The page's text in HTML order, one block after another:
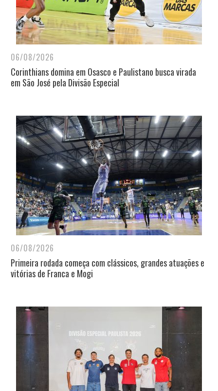
06/08/2026
Corinthians domina em Osasco e Paulistano busca virada
em São José pela Divisão Especial
06/08/2026
Primeira rodada começa com clássicos, grandes atuações e
vitórias de Franca e Mogi